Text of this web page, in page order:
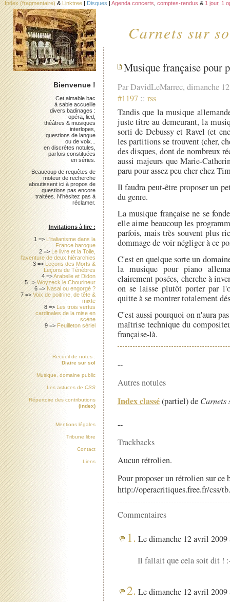
Carnets sur
Index (fragmentaire) & Linktree | Disques | Agenda concerts comptes-rendus & 1 jour, 1
Musique française pour
Par DavidLeMarrec, dimanche
#1197 :: rss
Tandis que la musique
juste titre au demeurant, la
sorti de Debussy et Ravel (et
les partitions se trouvent (cher,
des disques, dont de nombreux
aussi majeurs que Marie-
paru pour assez peu cher chez
Il faudra peut-être proposer un
du genre.
La musique française ne se
elle aime beaucoup les
parfois, mais très souvent plus
dommage de voir négliger à ce
C'est en quelque sorte un
la musique pour piano
clairement posées, cherche à
on se laisse plutôt porter par
quitte à se montrer totalement
C'est aussi pourquoi on n'aura
maîtrise technique du
française-là.
--
Autres notules
Index classé(partiel) de Carnets
--
Trackbacks
Aucun rétrolien.
Pour proposer un rétrolien sur
http://operacritiques.free.fr/css/
Commentaires
1. Le dimanche 12 avril 2009
Il fallait que cela soit dit !
2. Le dimanche 12 avril 2009
Bienvenue !
Cet aimable bac
à sable accueille
divers badinages :
opéra, lied,
théâtres & musiques
interlopes,
questions de langue
ou de voix...
en discrètes notules,
parfois constituées
en séries.
Beaucoup de requêtes de
moteur de recherche
aboutissent ici à propos de
questions pas encore
traitées. N'hésitez pas à
réclamer.
Invitations à lire :
1 => L'italianisme dans la
France baroque
2 => Le livre et la Toile,
l'aventure de deux hiérarchies
3 => Leçons des Morts &
Leçons de Ténèbres
4 =>Arabelle et Didon
5 =>Woyzeck le Chourineur
6 => Nasal ou engorgé ?
7 =>Voix de poitrine, de tête &
mixte
8 => Les trois vertus
cardinales de la mise en
scène
9 => Feuilleton sériel
Recueil de notes :
Diaire sur sol
Musique, domaine public
Les astuces de CSS
Répertoire des contributions
(index)
Mentions légales
Tribune libre
Contact
Liens